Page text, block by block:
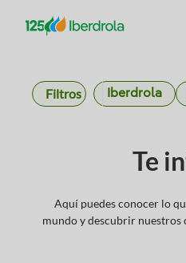
Filtros Iberdrola
Te
Aquí puedes conocer lo
mundo y descubrir nuestros